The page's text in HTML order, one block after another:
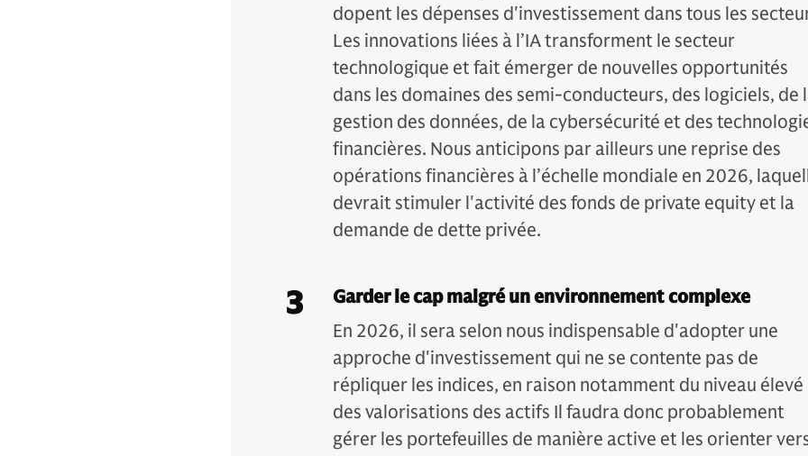
dopent les dépenses d'investissement dans tous les
Les innovations liées à l’IA transforment le secteur
technologique et fait émerger de nouvelles opportunités
dans les domaines des semi-conducteurs, des logiciels, de
gestion des données, de la cybersécurité et des
financières. Nous anticipons par ailleurs une reprise des
opérations financières à l’échelle mondiale en 2026,
devrait stimuler l'activité des fonds de private equity et la
demande de dette privée.
3
Garder le cap malgré un environnement complexe
En 2026, il sera selon nous indispensable d'adopter une
approche d'investissement qui ne se contente pas de
répliquer les indices, en raison notamment du niveau élevé
des valorisations des actifs Il faudra donc probablement
gérer les portefeuilles de manière active et les orienter